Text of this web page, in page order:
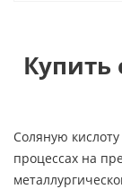
Купить
Соляную
процессах на